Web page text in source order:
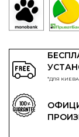
*ДЛЯ КИЕВА